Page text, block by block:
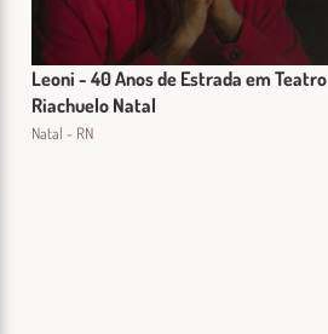
Leoni - 40 Anos de Estrada em Teatro
Riachuelo Natal
Natal - RN